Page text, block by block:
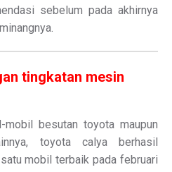
sebelum pada akhirnya
tingkatan mesin
mobil besutan toyota maupun
toyota calya berhasil
mobil terbaik pada februari